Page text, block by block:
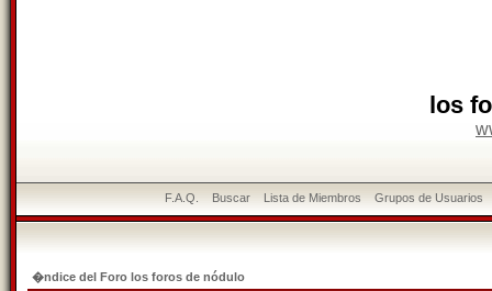
los
F.A.Q. Buscar Lista de Miembros Grupos de Usuarios
�ndice del Foro los foros de nódulo